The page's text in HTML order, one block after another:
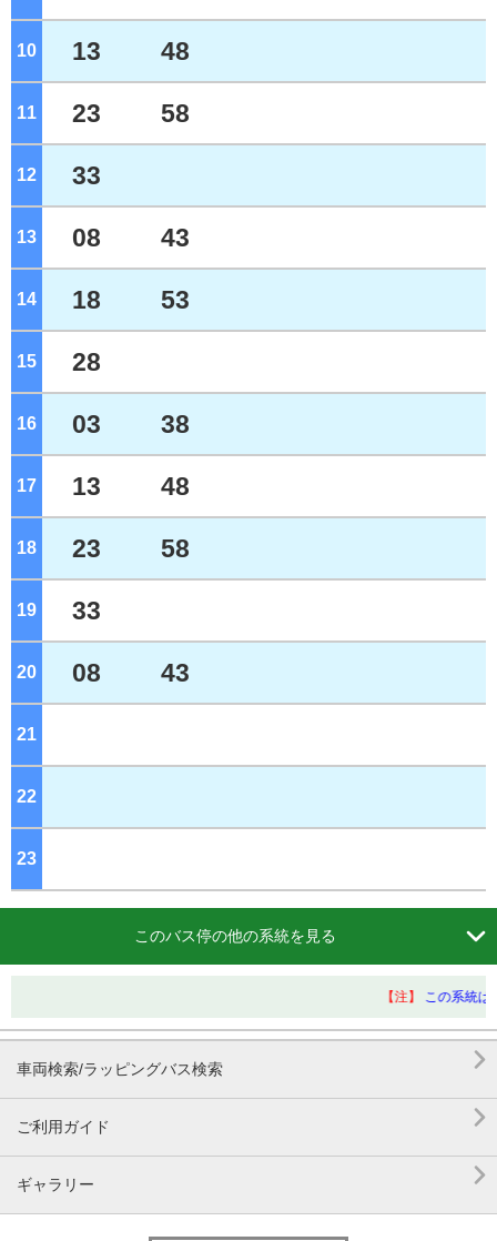
10 13 48
11 23 58
12 33
13 08 43
14 18 53
15 28
16 03 38
17 13 48
18 23 58
19 33
20 08 43
21
22
23
このバス停の他の系統を見る 
【注】 この系統は
車両検索/ラッピングバス検索 
ご利用ガイド 
ギャラリー 